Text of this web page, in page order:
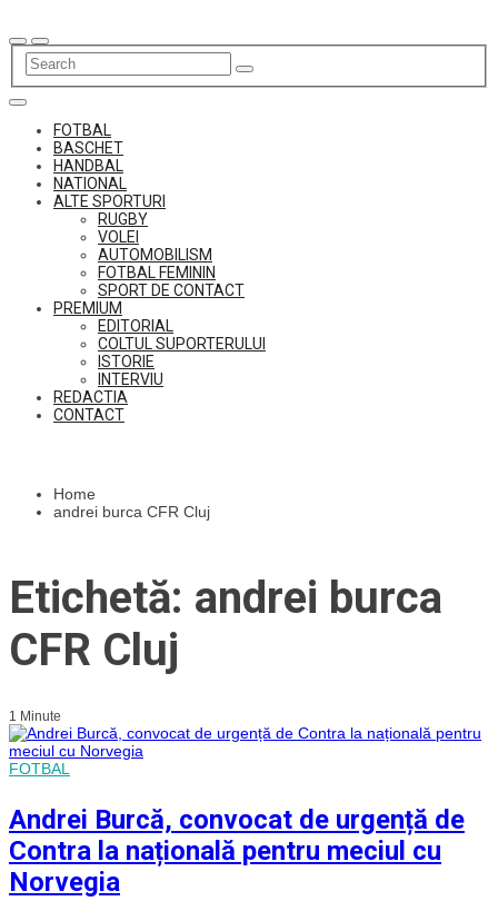
to
content
FOTBAL
BASCHET
HANDBAL
NATIONAL
ALTE SPORTURI
RUGBY
VOLEI
AUTOMOBILISM
FOTBAL FEMININ
SPORT DE CONTACT
PREMIUM
EDITORIAL
COLTUL SUPORTERULUI
ISTORIE
INTERVIU
REDACTIA
CONTACT
Home
andrei burca CFR Cluj
Etichetă: andrei burca
CFR Cluj
1 Minute
FOTBAL
Andrei Burcă, convocat de urgență de
Contra la națională pentru meciul cu
Norvegia